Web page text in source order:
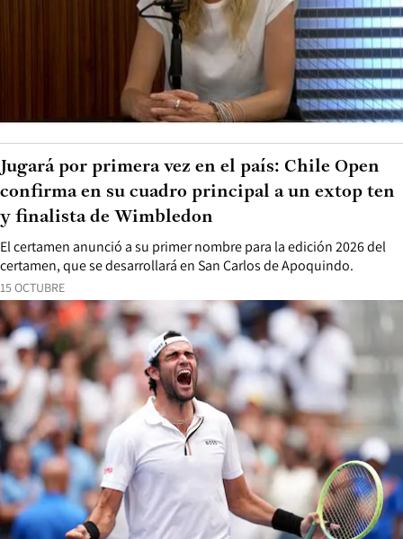
15 OCTUBRE
El certamen anunció a su primer nombre para la edición 2026 del
certamen, que se desarrollará en San Carlos de Apoquindo.
Jugará por primera vez en el país: Chile Open
confirma en su cuadro principal a un extop ten
y finalista de Wimbledon